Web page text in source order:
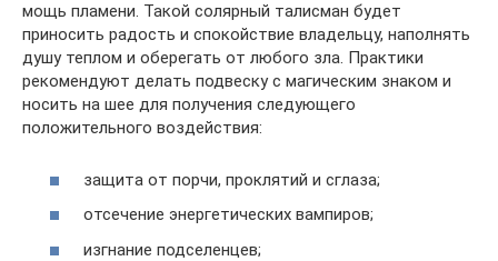
мощь пламени. Такой солярный талисман будет
приносить радость и спокойствие владельцу, наполнять
душу теплом и оберегать от любого зла. Практики
рекомендуют делать подвеску с магическим знаком и
носить на шее для получения следующего
положительного воздействия:
защита от порчи, проклятий и сглаза;
отсечение энергетических вампиров;
изгнание подселенцев;